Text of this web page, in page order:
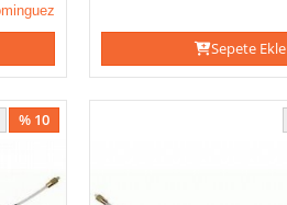
Sepete Ekle
% 10